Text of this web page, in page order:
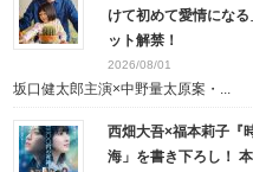
けて初めて愛情にな
ット解禁！
2026/08/01
坂口健太郎主演×中野量太原案・...
西畑大吾×福本莉子『
海」を書き下ろし！